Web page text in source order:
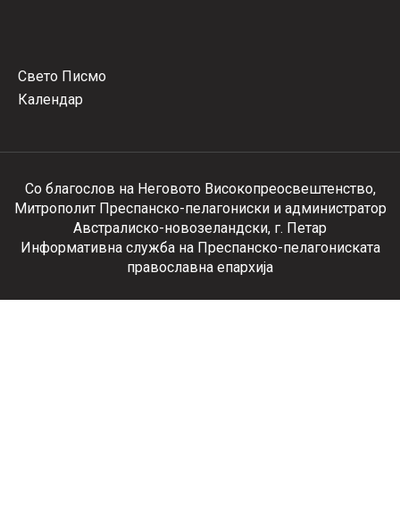
Свето Писмо
Календар
Со благослов на Неговото Високопреосвештенство,
Митрополит Преспанско-пелагониски и администратор
Австралиско-новозеландски, г. Петар
Информативна служба на Преспанско-пелагониската
православна епархија